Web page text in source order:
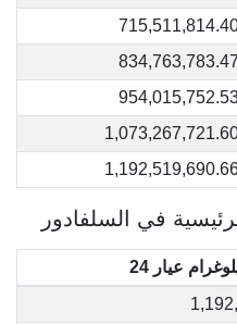
834,763,783.47
في السلفادور